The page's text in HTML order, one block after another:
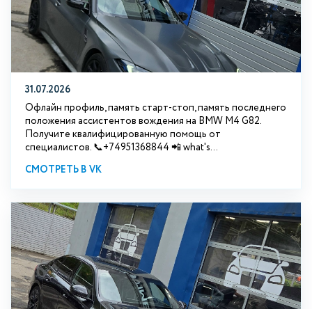
31.07.2026
Офлайн профиль, память старт-стоп, память последнего
положения ассистентов вождения на BMW М4 G82.
Получите квалифицированную помощь от
специалистов. 📞+74951368844 📲 what's...
СМОТРЕТЬ В VK